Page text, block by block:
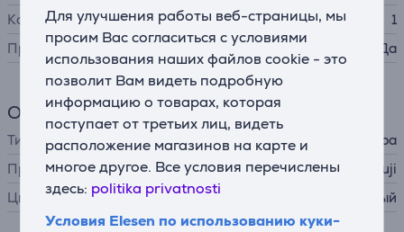
Для улучшения работы веб-страницы, мы
просим Вас согласиться с условиями
использования наших файлов cookie - это
позволит Вам видеть подробную
информацию о товарах, которая
поступает от третьих лиц, видеть
расположение магазинов на карте и
многое другое. Все условия перечислены
здесь: politika privatnosti
Условия Elesen по использованию куки-
Кол-во точек фокусировки
1
Прямая печать
Да
Общий параметр
Тип камеры
мгновенная камера
Производитель
Fuji
Цвет
белый